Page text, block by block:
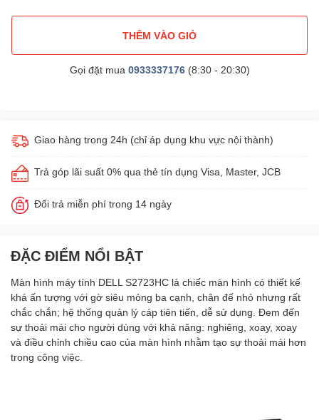
THÊM VÀO GIỎ
Gọi đặt mua 0933337176(8:30 - 20:30)
Giao hàng trong 24h (chỉ áp dụng khu vực nội thành)
Trả góp lãi suất 0% qua thẻ tín dụng Visa, Master, JCB
Đổi trả miễn phí trong 14 ngày
ĐẶC ĐIỂM NỔI BẬT
Màn hình máy tính DELL S2723HC là chiếc màn hình có thiết kế
khá ấn tượng với gờ siêu mỏng ba cạnh, chân đế nhỏ nhưng rất
chắc chắn; hệ thống quản lý cáp tiên tiến, dễ sử dụng. Đem đến
sự thoải mái cho người dùng với khả năng: nghiêng, xoay, xoay
và điều chỉnh chiều cao của màn hình nhằm tạo sự thoải mái hơn
trong công việc.